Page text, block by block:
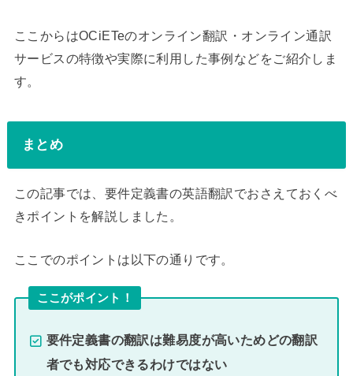
ここからはOCiETeのオンライン翻訳・オンライン通訳
サービスの特徴や実際に利用した事例などをご紹介しま
す。
まとめ
この記事では、要件定義書の英語翻訳でおさえておくべ
きポイントを解説しました。
ここでのポイントは以下の通りです。
ここがポイント！
要件定義書の翻訳は難易度が高いためどの翻訳
者でも対応できるわけではない